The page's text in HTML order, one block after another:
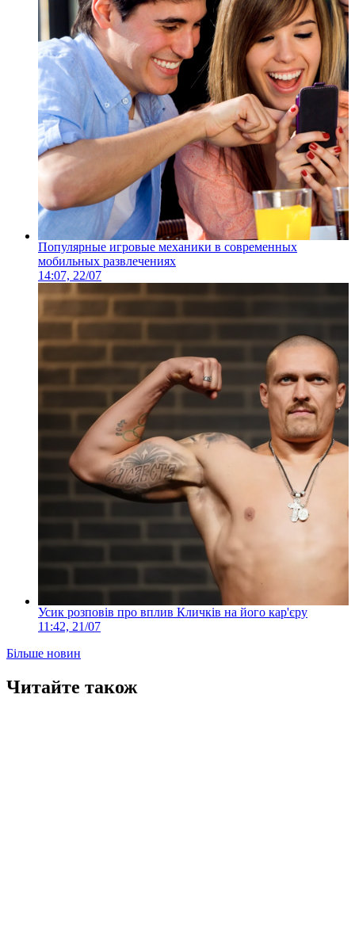
Популярные игровые механики в современных
мобильных развлечениях
14:07, 22/07
Усик розповів про вплив Кличків на його кар'єру
11:42, 21/07
Більше новин
Читайте також